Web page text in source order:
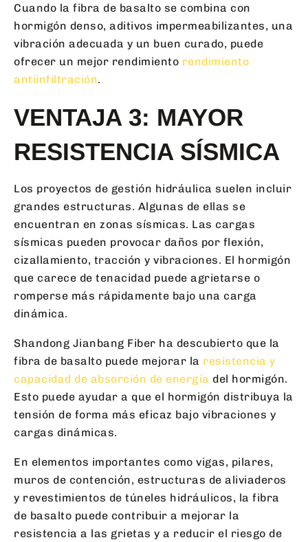
Cuando la fibra de basalto se combina con
hormigón denso, aditivos impermeabilizantes, una
vibración adecuada y un buen curado, puede
ofrecer un mejor rendimiento rendimiento
antiinfiltración.
VENTAJA 3: MAYOR
RESISTENCIA SÍSMICA
Los proyectos de gestión hidráulica suelen incluir
grandes estructuras. Algunas de ellas se
encuentran en zonas sísmicas. Las cargas
sísmicas pueden provocar daños por flexión,
cizallamiento, tracción y vibraciones. El hormigón
que carece de tenacidad puede agrietarse o
romperse más rápidamente bajo una carga
dinámica.
Shandong Jianbang Fiber ha descubierto que la
fibra de basalto puede mejorar la resistencia y
capacidad de absorción de energía del hormigón.
Esto puede ayudar a que el hormigón distribuya la
tensión de forma más eficaz bajo vibraciones y
cargas dinámicas.
En elementos importantes como vigas, pilares,
muros de contención, estructuras de aliviaderos
y revestimientos de túneles hidráulicos, la fibra
de basalto puede contribuir a mejorar la
resistencia a las grietas y a reducir el riesgo de